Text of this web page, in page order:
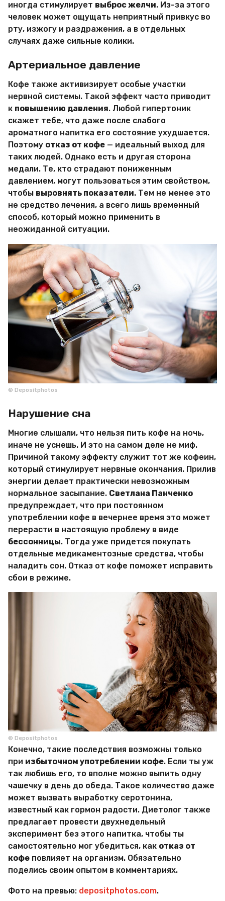
иногда стимулирует выброс желчи. Из-за этого
человек может ощущать неприятный привкус во
рту, изжогу и раздражения, а в отдельных
случаях даже сильные колики.
Артериальное давление
Кофе также активизирует особые участки
нервной системы. Такой эффект часто приводит
к повышению давления. Любой гипертоник
скажет тебе, что даже после слабого
ароматного напитка его состояние ухудшается.
Поэтому отказ от кофе — идеальный выход для
таких людей. Однако есть и другая сторона
медали. Те, кто страдают пониженным
давлением, могут пользоваться этим свойством,
чтобы выровнять показатели. Тем не менее это
не средство лечения, а всего лишь временный
способ, который можно применить в
неожиданной ситуации.
© Depositphotos
Нарушение сна
Многие слышали, что нельзя пить кофе на ночь,
иначе не уснешь. И это на самом деле не миф.
Причиной такому эффекту служит тот же кофеин,
который стимулирует нервные окончания. Прилив
энергии делает практически невозможным
нормальное засыпание. Светлана Панченко
предупреждает, что при постоянном
употреблении кофе в вечернее время это может
перерасти в настоящую проблему в виде
бессонницы. Тогда уже придется покупать
отдельные медикаментозные средства, чтобы
наладить сон. Отказ от кофе поможет исправить
сбои в режиме.
© Depositphotos
Конечно, такие последствия возможны только
при избыточном употреблении кофе. Если ты уж
так любишь его, то вполне можно выпить одну
чашечку в день до обеда. Такое количество даже
может вызвать выработку серотонина,
известный как гормон радости. Диетолог также
предлагает провести двухнедельный
эксперимент без этого напитка, чтобы ты
самостоятельно мог убедиться, как отказ от
кофе повлияет на организм. Обязательно
поделись своим опытом в комментариях.
Фото на превью: depositphotos.com.